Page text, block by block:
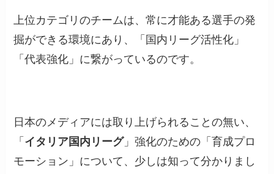
上位カテゴリのチームは、常に才能ある選手の発
掘ができる環境にあり、「国内リーグ活性化」
「代表強化」に繋がっているのです。
日本のメディアには取り上げられることの無い、
「 イタリア国内リーグ」強化のための「育成プロ
モーション」について、少しは知って分かりまし